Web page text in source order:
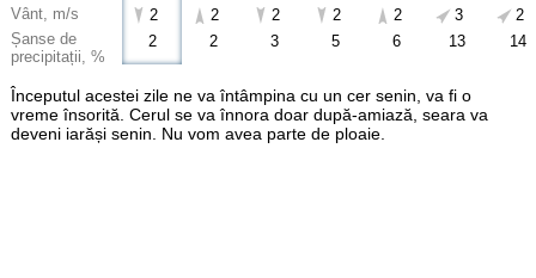
Vânt, m/s
Șanse de
precipitații, %
2
2
2
2
2
3
2
5
2
6
3
13
2
14
Începutul acestei zile ne va întâmpina cu un cer senin, va fi o
vreme însorită. Cerul se va înnora doar după-amiază, seara va
deveni iarăși senin. Nu vom avea parte de ploaie.